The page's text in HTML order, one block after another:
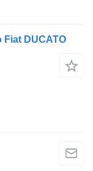
DUCATO